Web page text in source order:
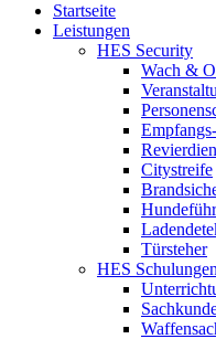
Startseite
Leistungen
HES Security
Wach &
Citystreife
Türsteher
HES Schulungen